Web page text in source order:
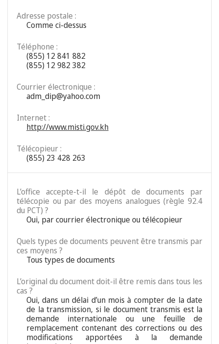
Adresse postale :
Comme ci-dessus
Téléphone :
(855) 12 841 882
(855) 12 982 382
Courrier électronique :
adm_dip@yahoo.com
Internet :
http://www.misti.gov.kh
Télécopieur :
(855) 23 428 263
L’office accepte-t-il le dépôt de documents par
télécopie ou par des moyens analogues (règle 92.4
du PCT) ?
Oui, par courrier électronique ou télécopieur
Quels types de documents peuvent être transmis par
ces moyens ?
Tous types de documents
L’original du document doit-il être remis dans tous les
cas ?
Oui, dans un délai d’un mois à compter de la date
de la transmission, si le document transmis est la
demande internationale ou une feuille de
remplacement contenant des corrections ou des
modifications apportées à la demande